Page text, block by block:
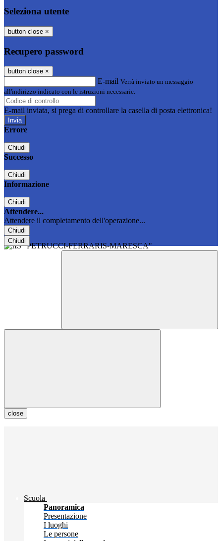
Seleziona utente
button close ×
Recupero password
button close ×
E-mail Verrà inviato un messaggio
all'indirizzo indicato con le istruzioni necessarie.
E-mail inviata, si prega di controllare la casella di posta elettronica!
Errore
Chiudi
Successo
Chiudi
Informazione
Chiudi
Attendere...
Attendere il completamento dell'operazione...
Chiudi
Chiudi
close
Scuola
Panoramica
Presentazione
I luoghi
Le persone